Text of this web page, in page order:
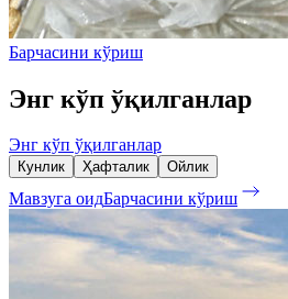
Барчасини кўриш
Энг кўп ўқилганлар
Энг кўп ўқилганлар
Кунлик Ҳафталик Ойлик
Мавзуга оидБарчасини кўриш